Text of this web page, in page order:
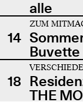
alle
14
ZUM
Buvette
18
THE